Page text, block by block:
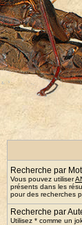
Recherche par
Vous pouvez utiliser
présents dans les
pour des recherches
Recherche par
Utilisez * comme un